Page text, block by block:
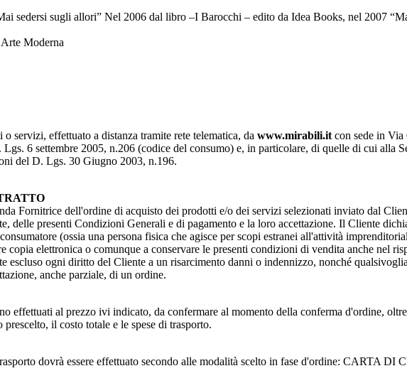
sedersi sugli allori” Nel 2006 dal libro –I Barocchi – edito da Idea Books, nel 2007
Moderna
servizi, effettuato a distanza tramite rete telematica, da www.mirabili.it con sede in
6 settembre 2005, n.206 (codice del consumo) e, in particolare, di quelle di cui alla
del D. Lgs. 30 Giugno 2003, n.196.
Fornitrice dell'ordine di acquisto dei prodotti e/o dei servizi selezionati inviato dal
delle presenti Condizioni Generali e di pagamento e la loro accettazione. Il Cliente
(ossia una persona fisica che agisce per scopi estranei all'attività
copia elettronica o comunque a conservare le presenti condizioni di vendita anche nel
escluso ogni diritto del Cliente a un risarcimento danni o indennizzo, nonché
anche parziale, di un ordine.
al prezzo ivi indicato, da confermare al momento della conferma d'ordine,
il costo totale e le spese di trasporto.
dovrà essere effettuato secondo alle modalità scelto in fase d'ordine: CARTA